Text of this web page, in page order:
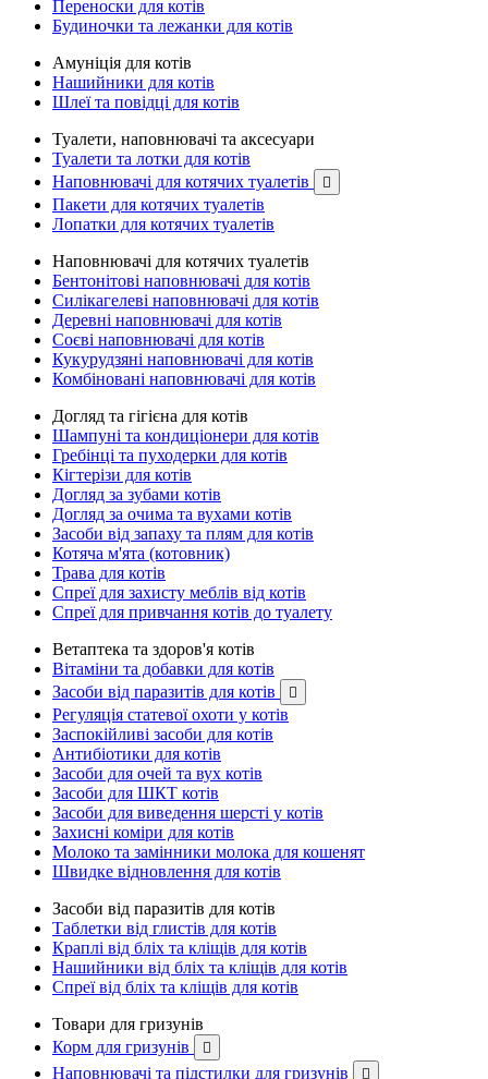
Переноски для котів
Будиночки та лежанки для котів
Амуніція для котів
Нашийники для котів
Шлеї та повідці для котів
Туалети, наповнювачі та аксесуари
Туалети та лотки для котів
Наповнювачі для котячих туалетів

Пакети для котячих туалетів
Лопатки для котячих туалетів
Наповнювачі для котячих туалетів
Бентонітові наповнювачі для котів
Силікагелеві наповнювачі для котів
Деревні наповнювачі для котів
Соєві наповнювачі для котів
Кукурудзяні наповнювачі для котів
Комбіновані наповнювачі для котів
Догляд та гігієна для котів
Шампуні та кондиціонери для котів
Гребінці та пуходерки для котів
Кігтерізи для котів
Догляд за зубами котів
Догляд за очима та вухами котів
Засоби від запаху та плям для котів
Котяча м'ята (котовник)
Трава для котів
Спреї для захисту меблів від котів
Спреї для привчання котів до туалету
Ветаптека та здоров'я котів
Вітаміни та добавки для котів
Засоби від паразитів для котів

Регуляція статевої охоти у котів
Заспокійливі засоби для котів
Антибіотики для котів
Засоби для очей та вух котів
Засоби для ШКТ котів
Засоби для виведення шерсті у котів
Захисні коміри для котів
Молоко та замінники молока для кошенят
Швидке відновлення для котів
Засоби від паразитів для котів
Таблетки від глистів для котів
Краплі від бліх та кліщів для котів
Нашийники від бліх та кліщів для котів
Спреї від бліх та кліщів для котів
Товари для гризунів
Корм для гризунів

Наповнювачі та підстилки для гризунів 